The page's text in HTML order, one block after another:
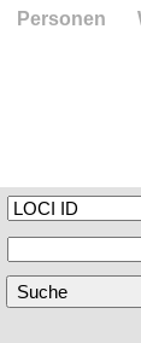
Personen